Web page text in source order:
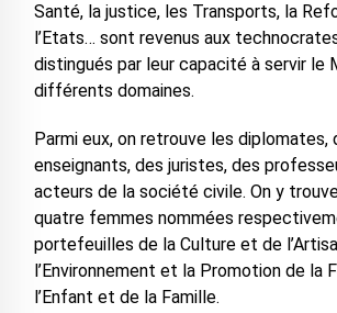
Santé, la justice, les Transports, la
l’Etats… sont revenus aux
distingués par leur capacité à servir le
différents domaines.
Parmi eux, on retrouve les diplomates,
enseignants, des juristes, des
acteurs de la société civile. On y
quatre femmes nommées
portefeuilles de la Culture et de
l’Environnement et la Promotion de la
l’Enfant et de la Famille.